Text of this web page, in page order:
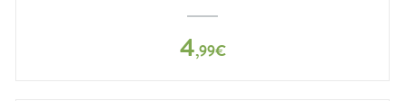
4,99€